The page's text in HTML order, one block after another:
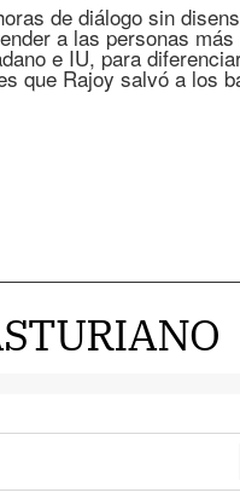
de diálogo sin
a las personas
e IU, para
que Rajoy salvó a los